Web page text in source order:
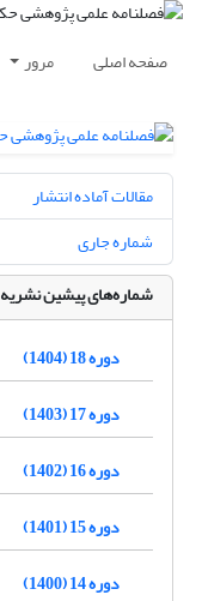
صفحه اصلی مرور
مقالات آماده انتشار
شماره جاری
شماره‌های پیشین نشریه
دوره 18 (1404)
دوره 17 (1403)
دوره 16 (1402)
دوره 15 (1401)
دوره 14 (1400)